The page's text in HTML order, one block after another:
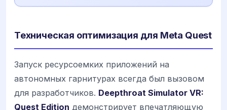
Техническая оптимизация для Meta Quest
Запуск ресурсоемких приложений на
автономных гарнитурах всегда был вызовом
для разработчиков. Deepthroat Simulator VR:
Quest Edition демонстрирует впечатляющую